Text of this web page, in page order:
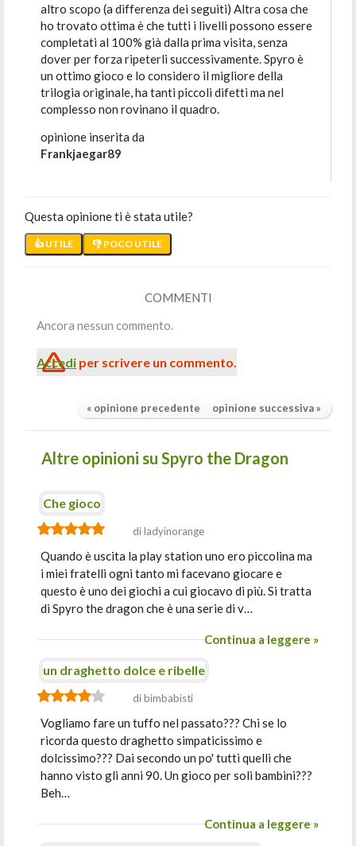
altro scopo (a differenza dei seguiti) Altra cosa che
ho trovato ottima è che tutti i livelli possono essere
completati al 100% già dalla prima visita, senza
dover per forza ripeterli successivamente. Spyro è
un ottimo gioco e lo considero il migliore della
trilogia originale, ha tanti piccoli difetti ma nel
complesso non rovinano il quadro.
opinione inserita da
Frankjaegar89
Questa opinione ti è stata utile?
👍 UTILE 👎 POCO UTILE
COMMENTI
Ancora nessun commento.
Accedi per scrivere un commento.
« opinione precedente opinione successiva »
Altre opinioni su Spyro the Dragon
Che gioco
di ladyinorange
Quando è uscita la play station uno ero piccolina ma
i miei fratelli ogni tanto mi facevano giocare e
questo è uno dei giochi a cui giocavo di più. Si tratta
di Spyro the dragon che è una serie di v…
Continua a leggere »
un draghetto dolce e ribelle
di bimbabisti
Vogliamo fare un tuffo nel passato??? Chi se lo
ricorda questo draghetto simpaticissimo e
dolcissimo??? Dai secondo un po' tutti quelli che
hanno visto gli anni 90. Un gioco per soli bambini???
Beh…
Continua a leggere »